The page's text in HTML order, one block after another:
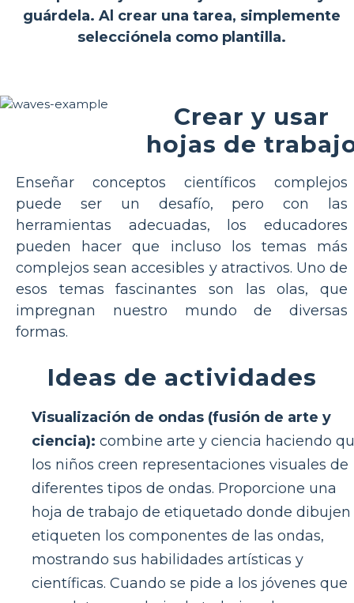
guárdela. Al crear una tarea, simplemente
selecciónela como plantilla.
Crear y usar
hojas de
Enseñar conceptos científicos complejos
puede ser un desafío, pero con las
herramientas adecuadas, los educadores
pueden hacer que incluso los temas más
complejos sean accesibles y atractivos. Uno de
esos temas fascinantes son las olas, que
impregnan nuestro mundo de diversas
formas.
Ideas de actividades
Visualización de ondas (fusión de arte y
ciencia): combine arte y ciencia haciendo
los niños creen representaciones visuales de
diferentes tipos de ondas. Proporcione una
hoja de trabajo de etiquetado donde dibujen
etiqueten los componentes de las ondas,
mostrando sus habilidades artísticas y
científicas. Cuando se pide a los jóvenes que